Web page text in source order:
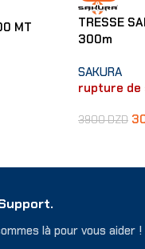
MT
TRESSE
300m
SAKURA
rupture de
3900DZD
là pour vous aider !